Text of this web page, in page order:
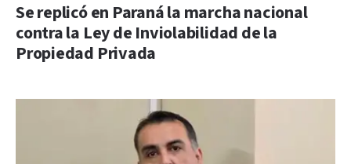
Se replicó en Paraná la marcha nacional
contra la Ley de Inviolabilidad de la
Propiedad Privada